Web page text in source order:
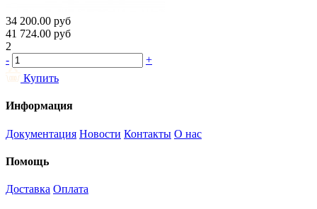
34 200.00 руб
41 724.00 руб
2
-
+
Купить
Информация
Документация Новости Контакты О нас
Помощь
Доставка Оплата